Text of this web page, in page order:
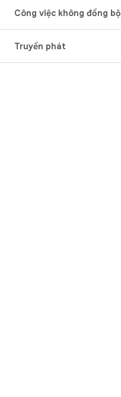
Công việc không đồng bộ
Truyền phát